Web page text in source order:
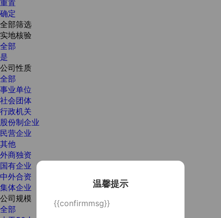
温馨提示
{{confirmmsg}}
重置
确定
全部筛选
实地核验
全部
是
公司性质
全部
事业单位
社会团体
行政机关
股份制企业
民营企业
其他
外商独资
国有企业
中外合资
集体企业
公司规模
全部